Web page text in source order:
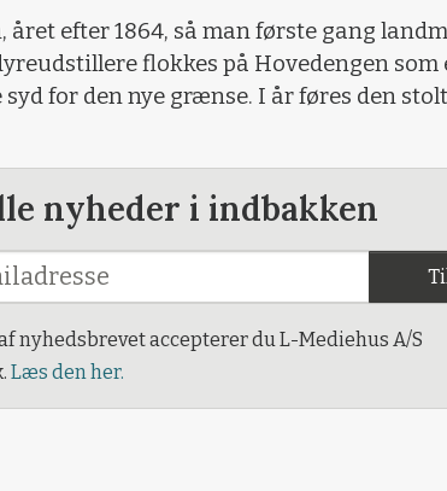
året efter 1864, så man første gang
flokkes på Hovedengen som
for den nye grænse. I år føres den
nyheder i indbakken
nyhedsbrevet accepterer du L-Mediehus A/S
Læs den her.